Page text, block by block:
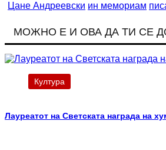
Цане Андреевски ин мемориам
МОЖНО Е И ОВА ДА ТИ СЕ
Култура
Лауреатот на Светската награда на